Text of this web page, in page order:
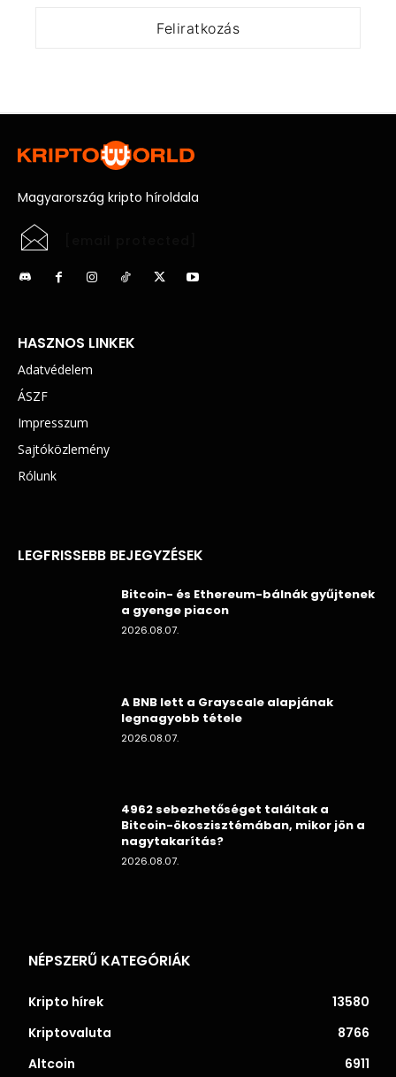
Magyarország kripto híroldala
HASZNOS LINKEK
Adatvédelem
ÁSZF
Impresszum
Sajtóközlemény
Rólunk
LEGFRISSEBB BEJEGYZÉSEK
Bitcoin- és Ethereum-bálnák gyűjtenek
a gyenge piacon
2026.08.07.
A BNB lett a Grayscale alapjának
legnagyobb tétele
2026.08.07.
4962 sebezhetőséget találtak a
Bitcoin-ökoszisztémában, mikor jön a
nagytakarítás?
2026.08.07.
NÉPSZERŰ KATEGÓRIÁK
Kripto hírek
13580
Kriptovaluta
8766
Altcoin
6911